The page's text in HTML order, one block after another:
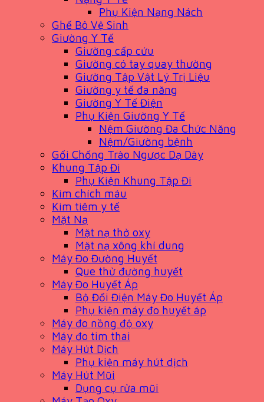
Phụ Kiện Nạng Nách
Ghế Bô Vệ Sinh
Giường Y Tế
Giường cấp cứu
Giường có tay quay thường
Giường Tập Vật Lý Trị Liệu
Giường y tế đa năng
Giường Y Tế Điện
Phụ Kiện Giường Y Tế
Nệm Giường Đa Chức Năng
Nệm/Giường bệnh
Gối Chống Trào Ngược Dạ Dày
Khung Tập Đi
Phụ Kiện Khung Tập Đi
Kim chích máu
Kim tiêm y tế
Mặt Nạ
Mặt nạ thở oxy
Mặt nạ xông khí dung
Máy Đo Đường Huyết
Que thử đường huyết
Máy Đo Huyết Áp
Bộ Đổi Điện Máy Đo Huyết Áp
Phụ kiện máy đo huyết áp
Máy đo nồng độ oxy
Máy đo tim thai
Máy Hút Dịch
Phụ kiện máy hút dịch
Máy Hút Mũi
Dụng cụ rửa mũi